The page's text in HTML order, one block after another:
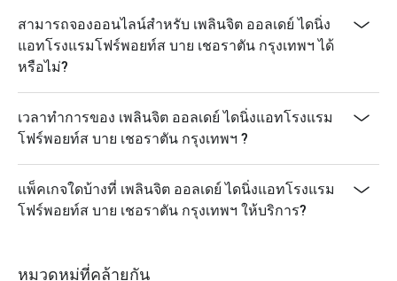
สามารถจองออนไลน์สำหรับ เพลินจิต ออลเดย์ ไดนิ่ง
แอทโรงแรมโฟร์พอยท์ส บาย เชอราตัน กรุงเทพฯ ได้
หรือไม่?
เวลาทำการของ เพลินจิต ออลเดย์ ไดนิ่งแอทโรงแรม
โฟร์พอยท์ส บาย เชอราตัน กรุงเทพฯ ?
แพ็คเกจใดบ้างที่ เพลินจิต ออลเดย์ ไดนิ่งแอทโรงแรม
โฟร์พอยท์ส บาย เชอราตัน กรุงเทพฯ ให้บริการ?
หมวดหมู่ที่คล้ายกัน